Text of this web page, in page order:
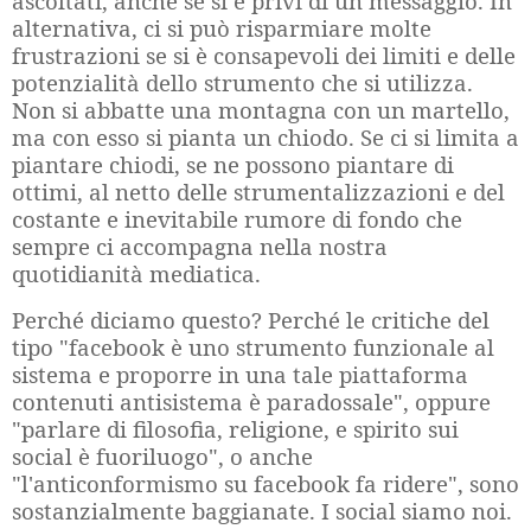
alternativa, ci si può risparmiare molte
frustrazioni se si è consapevoli dei limiti e delle
potenzialità dello strumento che si utilizza.
Non si abbatte una montagna con un martello,
ma con esso si pianta un chiodo. Se ci si limita a
piantare chiodi, se ne possono piantare di
ottimi, al netto delle strumentalizzazioni e del
costante e inevitabile rumore di fondo che
sempre ci accompagna nella nostra
quotidianità mediatica.
Perché diciamo questo? Perché le critiche del
tipo "facebook è uno strumento funzionale al
sistema e proporre in una tale piattaforma
contenuti antisistema è paradossale", oppure
"parlare di filosofia, religione, e spirito sui
social è fuoriluogo", o anche
"l'anticonformismo su facebook fa ridere", sono
sostanzialmente baggianate. I social siamo noi.